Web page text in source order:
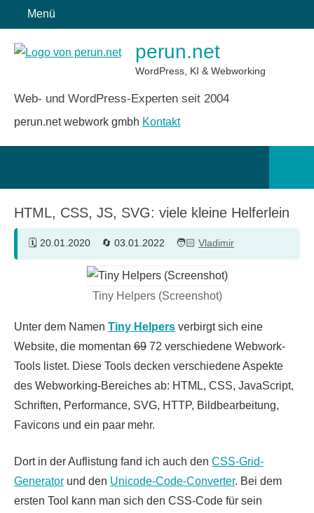
Inhalt
springen
Menü
perun.net
WordPress, KI & Webworking
Web- und WordPress-Experten seit 2004
perun.net webwork gmbh Kontakt
HTML, CSS, JS, SVG: viele kleine Helferlein
20.01.2020 03.01.2022 Vladimir
Tiny Helpers (Screenshot)
Unter dem Namen Tiny Helpers verbirgt sich eine
Website, die momentan 69 72 verschiedene Webwork-
Tools listet. Diese Tools decken verschiedene Aspekte
des Webworking-Bereiches ab: HTML, CSS, JavaScript,
Schriften, Performance, SVG, HTTP, Bildbearbeitung,
Favicons und ein paar mehr.
Dort in der Auflistung fand ich auch den CSS-Grid-
Generator und den Unicode-Code-Converter. Bei dem
ersten Tool kann man sich den CSS-Code für sein